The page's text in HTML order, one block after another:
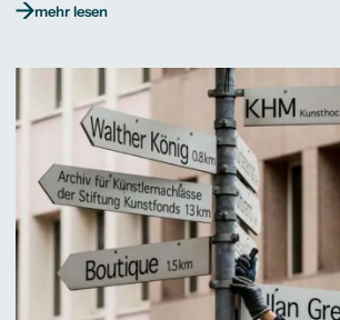
mehr lesen